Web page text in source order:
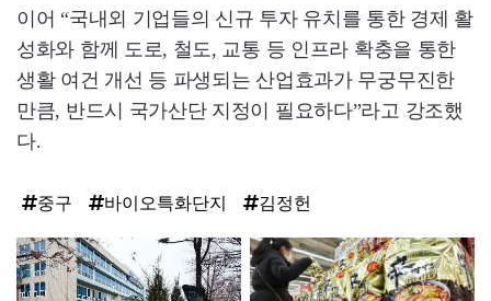
이어 “국내외 기업들의 신규 투자 유치를 통한 경제 활
성화와 함께 도로, 철도, 교통 등 인프라 확충을 통한
생활 여건 개선 등 파생되는 산업효과가 무궁무진한
만큼, 반드시 국가산단 지정이 필요하다”라고 강조했
다.
중구 바이오특화단지 김정헌
탑
라
인